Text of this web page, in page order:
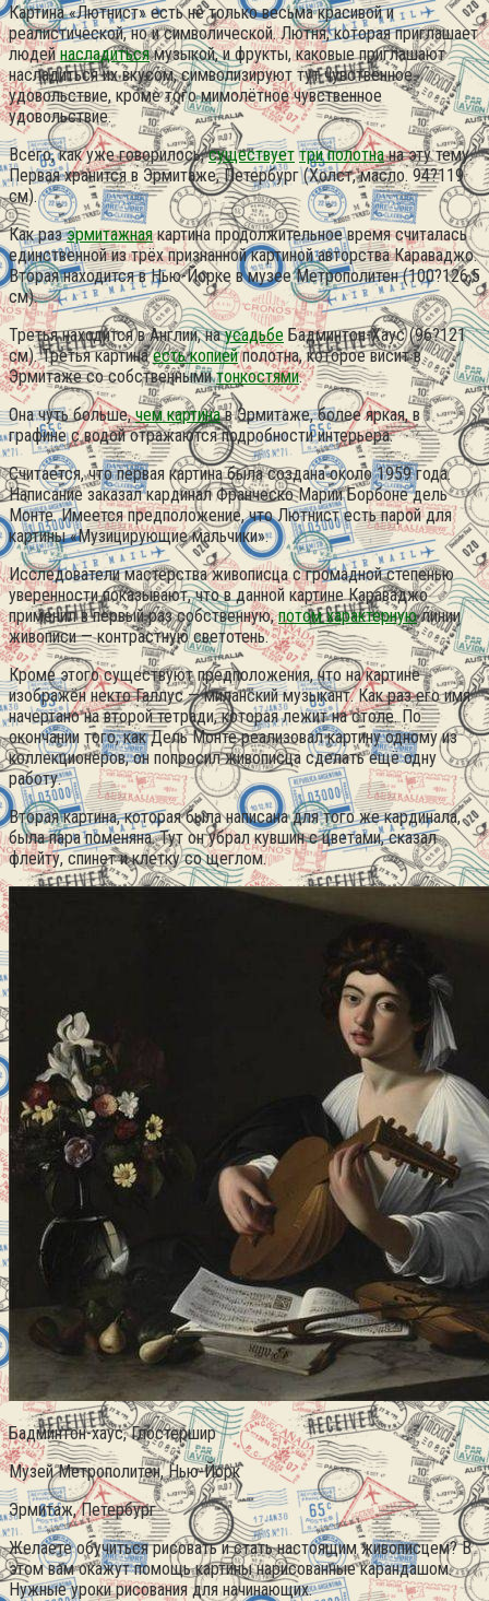
Картина «Лютнист» есть не только весьма красивой и
реалистической, но и символической. Лютня, которая приглашает
людейнасладитьсямузыкой, и фрукты, каковые приглашают
насладиться их вкусом, символизируют тут чувственное
удовольствие, кроме того мимолётное чувственное
удовольствие.
Всего, как уже говорилось,существует три полотнана эту тему.
Первая хранится в Эрмитаже, Петербург (Холст, масло. 94?119
см).
Как разэрмитажнаякартина продолжительное время считалась
единственной из трёх признанной картиной авторства Караваджо.
Вторая находится в Нью-Йорке в музее Метрополитен (100?126,5
см).
Третья находится в Англии, наусадьбе Бадминтон-Хаус (96?121
см). Третья картинаесть копиейполотна, которое висит в
Эрмитаже со собственнымитонкостями.
Она чуть больше,чем картинав Эрмитаже, более яркая, в
графине с водой отражаются подробности интерьера.
Считается, что первая картина была создана около 1959 года.
Написание заказал кардинал Франческо Марии Борбоне дель
Монте. Имеется предположение, что Лютнист есть парой для
картины «Музицирующие мальчики».
Исследователи мастерства живописца с громадной степенью
уверенности показывают, что в данной картине Караваджо
применил в первый раз собственную,потом характернуюлинии
живописи — контрастную светотень.
Кроме этого существуют предположения, что на картине
изображён некто Галлус — миланский музыкант. Как раз его имя
начертано на второй тетради, которая лежит на столе. По
окончании того, как Дель Монте реализовал картину одному из
коллекционеров, он попросил живописца сделать ещё одну
работу.
Вторая картина, которая была написана для того же кардинала,
была пара поменяна. Тут он убрал кувшин с цветами, сказал
флейту, спинет и клетку со щеглом.
Бадминтон-хаус, Глостершир
Музей Метрополитен, Нью-Йорк
Эрмитаж, Петербург
Желаете обучиться рисовать и стать настоящим живописцем? В
этом вам окажут помощь картины нарисованные карандашом.
Нужные уроки рисования для начинающих.